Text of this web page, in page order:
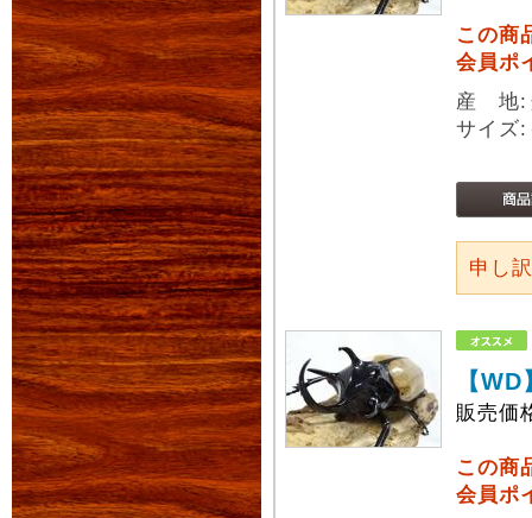
この商
会員ポ
産 地:
サイズ
申し
【
販売価
この商
会員ポ